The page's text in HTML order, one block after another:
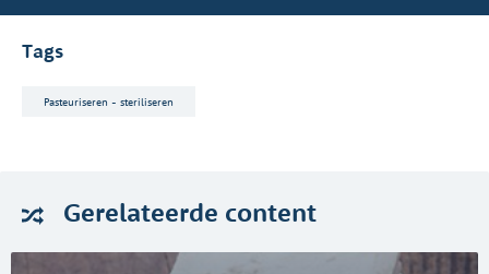
Tags
Pasteuriseren - steriliseren
Gerelateerde content